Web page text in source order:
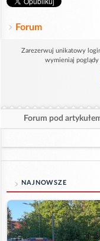
Forum
Zarezerwuj unikatowy
wymieniaj poglądy
Forum pod
NAJNOWSZE